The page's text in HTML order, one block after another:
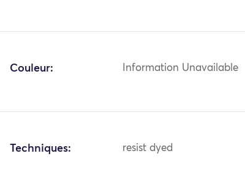
Couleur: Information Unavailable
Techniques: resist dyed